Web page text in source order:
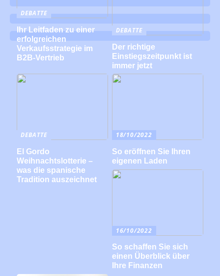
DEBATTE
Ihr Leitfaden zu einer
erfolgreichen
Verkaufsstrategie im
B2B-Vertrieb
DEBATTE
Der richtige
Einstiegszeitpunkt ist
immer jetzt
DEBATTE
El Gordo
Weihnachtslotterie –
was die spanische
Tradition auszeichnet
18/10/2022
So eröffnen Sie Ihren
eigenen Laden
16/10/2022
So schaffen Sie sich
einen Überblick über
Ihre Finanzen